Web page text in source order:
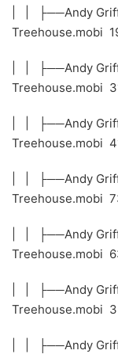
| | ├──Andy
Treehouse.mobi
| | ├──Andy
Treehouse.mobi
| | ├──Andy
Treehouse.mobi
| | ├──Andy
Treehouse.mobi
| | ├──Andy
Treehouse.mobi
| | ├──Andy
Treehouse.mobi
| | ├──Andy